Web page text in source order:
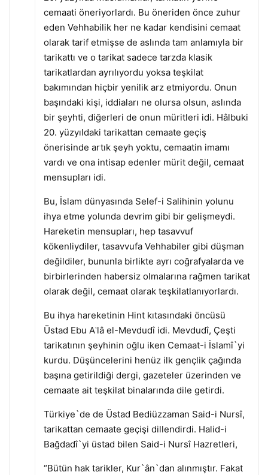
cemaati öneriyorlardı. Bu öneriden önce zuhur
eden Vehhabilik her ne kadar kendisini cemaat
olarak tarif etmişse de aslında tam anlamıyla bir
tarikattı ve o tarikat sadece tarzda klasik
tarikatlardan ayrılıyordu yoksa teşkilat
bakımından hiçbir yenilik arz etmiyordu. Onun
başındaki kişi, iddiaları ne olursa olsun, aslında
bir şeyhti, diğerleri de onun müritleri idi. Hâlbuki
20. yüzyıldaki tarikattan cemaate geçiş
önerisinde artık şeyh yoktu, cemaatin imamı
vardı ve ona intisap edenler mürit değil, cemaat
mensupları idi.
Bu, İslam dünyasında Selef-i Salihinin yolunu
ihya etme yolunda devrim gibi bir gelişmeydi.
Hareketin mensupları, hep tasavvuf
kökenliydiler, tasavvufa Vehhabiler gibi düşman
değildiler, bununla birlikte ayrı coğrafyalarda ve
birbirlerinden habersiz olmalarına rağmen tarikat
olarak değil, cemaat olarak teşkilatlanıyorlardı.
Bu ihya hareketinin Hint kıtasındaki öncüsü
Üstad Ebu Aʿlâ el-Mevdudî idi. Mevdudî, Çeşti
tarikatının şeyhinin oğlu iken Cemaat-i İslamî`yi
kurdu. Düşüncelerini henüz ilk gençlik çağında
başına getirildiği dergi, gazeteler üzerinden ve
cemaate ait teşkilat binalarında dile getirdi.
Türkiye`de de Üstad Bediüzzaman Said-i Nursî,
tarikattan cemaate geçişi dillendirdi. Halid-i
Bağdadî`yi üstad bilen Said-i Nursî Hazretleri,
“Bütün hak tarikler, Kur`ân`dan alınmıştır. Fakat